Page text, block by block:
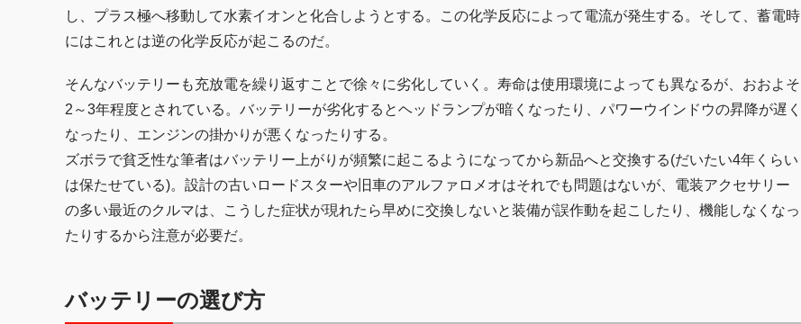
し、プラス極へ移動して水素イオンと化合しようとする。この化学反応によって電流が発生する。そして、蓄電時
にはこれとは逆の化学反応が起こるのだ。
そんなバッテリーも充放電を繰り返すことで徐々に劣化していく。寿命は使用環境によっても異なるが、おおよそ
2～3年程度とされている。バッテリーが劣化するとヘッドランプが暗くなったり、パワーウインドウの昇降が遅く
なったり、エンジンの掛かりが悪くなったりする。
ズボラで貧乏性な筆者はバッテリー上がりが頻繁に起こるようになってから新品へと交換する(だいたい4年くらい
は保たせている)。設計の古いロードスターや旧車のアルファロメオはそれでも問題はないが、電装アクセサリー
の多い最近のクルマは、こうした症状が現れたら早めに交換しないと装備が誤作動を起こしたり、機能しなくなっ
たりするから注意が必要だ。
バッテリーの選び方